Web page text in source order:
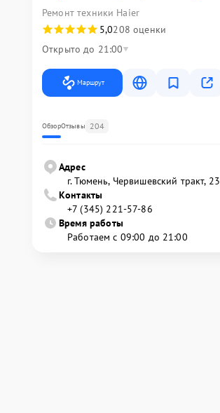
Ремонт техники Haier
5,0208 оценки
Открыто до 21:00
Маршрут
ОбзорОтзывы 204
Адрес
г. Тюмень, ​Червишевский тракт, 23
Контакты
+7 (345) 221-57-86
Время работы
Работаем с 09:00 до 21:00